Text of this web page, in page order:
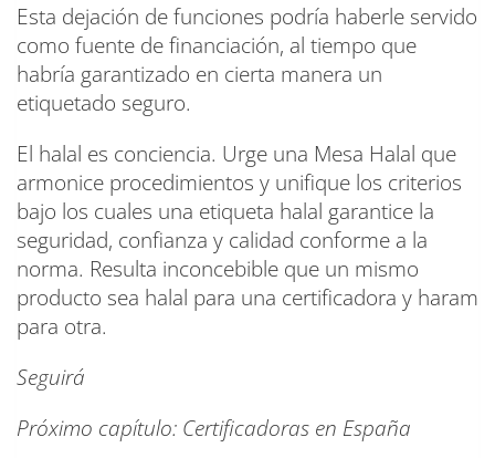
Esta dejación de funciones podría haberle servido
como fuente de financiación, al tiempo que
habría garantizado en cierta manera un
etiquetado seguro.
El halal es conciencia. Urge una Mesa Halal que
armonice procedimientos y unifique los criterios
bajo los cuales una etiqueta halal garantice la
seguridad, confianza y calidad conforme a la
norma. Resulta inconcebible que un mismo
producto sea halal para una certificadora y haram
para otra.
Seguirá
Próximo capítulo: Certificadoras en España